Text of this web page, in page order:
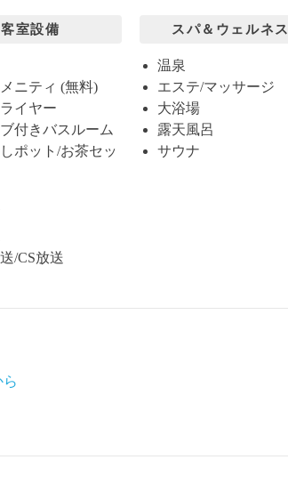
客室設備
ニティ (無料)
イヤー
付きバスルーム
ポット/お茶セッ
/CS放送
スパ＆ウェルネス
温泉
エステ/マッサージ
大浴場
露天風呂
サウナ